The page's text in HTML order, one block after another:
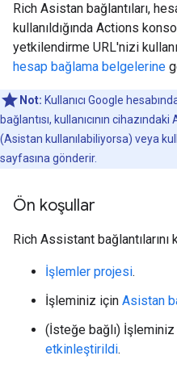
Rich Asistan bağlantıları,
kullanıldığında Actions
yetkilendirme URL'nizi
hesap bağlama belgelerine
Not: Kullanıcı Google
bağlantısı, kullanıcının
(Asistan kullanılabiliyorsa) veya
sayfasına gönderir.
Ön koşullar
Rich Assistant
İşlemler projesi.
İşleminiz için Asistan
(İsteğe bağlı)
etkinleştirildi.